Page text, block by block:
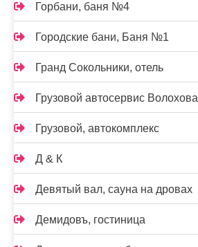
Горбани, баня №4
Городские бани, Баня №1
Гранд Сокольники, отель
Грузовой автосервис Волохова
Грузовой, автокомплекс
Д & К
Девятый вал, сауна на дровах
Демидовъ, гостиница